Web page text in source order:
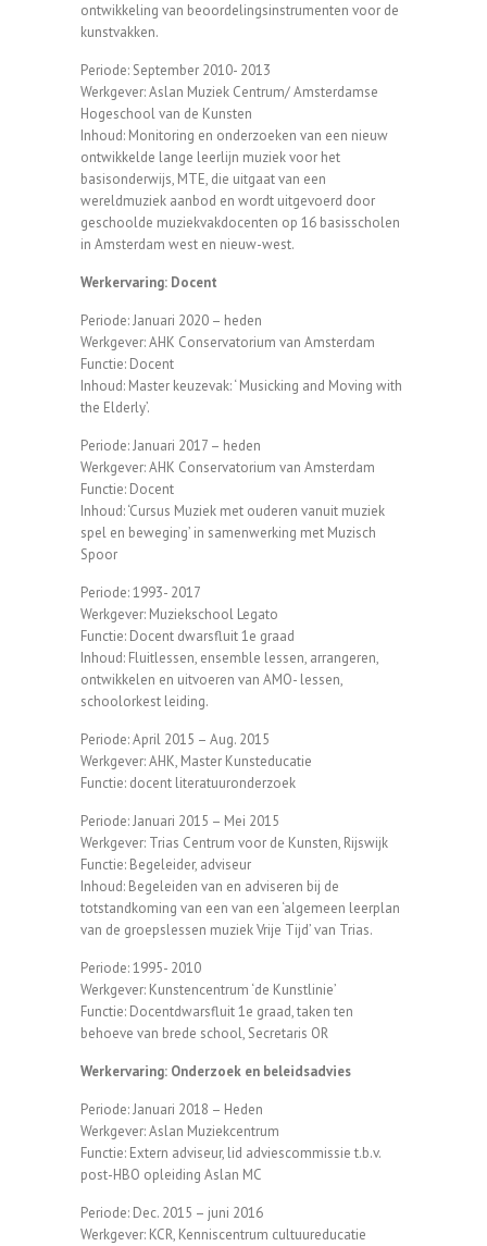
ontwikkeling van beoordelingsinstrumenten voor de
kunstvakken.
Periode: September 2010- 2013
Werkgever: Aslan Muziek Centrum/ Amsterdamse
Hogeschool van de Kunsten
Inhoud: Monitoring en onderzoeken van een nieuw
ontwikkelde lange leerlijn muziek voor het
basisonderwijs, MTE, die uitgaat van een
wereldmuziek aanbod en wordt uitgevoerd door
geschoolde muziekvakdocenten op 16 basisscholen
in Amsterdam west en nieuw-west.
Werkervaring: Docent
Periode: Januari 2020 – heden
Werkgever: AHK Conservatorium van Amsterdam
Functie: Docent
Inhoud: Master keuzevak: ‘ Musicking and Moving with
the Elderly’.
Periode: Januari 2017 – heden
Werkgever: AHK Conservatorium van Amsterdam
Functie: Docent
Inhoud: ‘Cursus Muziek met ouderen vanuit muziek
spel en beweging’ in samenwerking met Muzisch
Spoor
Periode: 1993- 2017
Werkgever: Muziekschool Legato
Functie: Docent dwarsfluit 1e graad
Inhoud: Fluitlessen, ensemble lessen, arrangeren,
ontwikkelen en uitvoeren van AMO- lessen,
schoolorkest leiding.
Periode: April 2015 – Aug. 2015
Werkgever: AHK, Master Kunsteducatie
Functie: docent literatuuronderzoek
Periode: Januari 2015 – Mei 2015
Werkgever: Trias Centrum voor de Kunsten, Rijswijk
Functie: Begeleider, adviseur
Inhoud: Begeleiden van en adviseren bij de
totstandkoming van een van een ‘algemeen leerplan
van de groepslessen muziek Vrije Tijd’ van Trias.
Periode: 1995- 2010
Werkgever: Kunstencentrum ‘de Kunstlinie’
Functie: Docentdwarsfluit 1e graad, taken ten
behoeve van brede school, Secretaris OR
Werkervaring: Onderzoek en beleidsadvies
Periode: Januari 2018 – Heden
Werkgever: Aslan Muziekcentrum
Functie: Extern adviseur, lid adviescommissie t.b.v.
post-HBO opleiding Aslan MC
Periode: Dec. 2015 – juni 2016
Werkgever: KCR, Kenniscentrum cultuureducatie